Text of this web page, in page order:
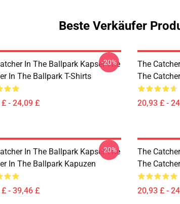
Beste Verkäufer
In The Ballpark Kapsel The
In The Ballpark T-Shirts
- 24,09 £
-20%
The
The
20,93 £ -
In The Ballpark Kapsel The
In The Ballpark Kapuzen
- 39,46 £
-20%
The
The
20,93 £ -